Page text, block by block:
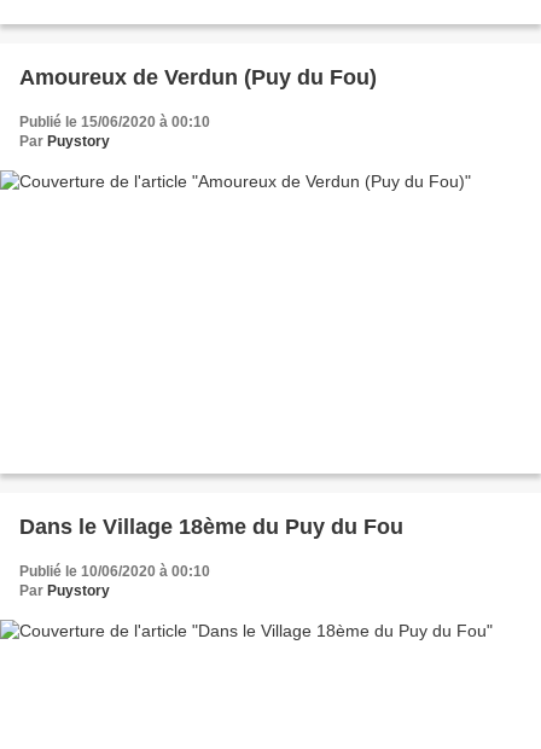
Amoureux de Verdun (Puy du Fou)
Publié le 15/06/2020 à 00:10
Par Puystory
Dans le Village 18ème du Puy du Fou
Publié le 10/06/2020 à 00:10
Par Puystory